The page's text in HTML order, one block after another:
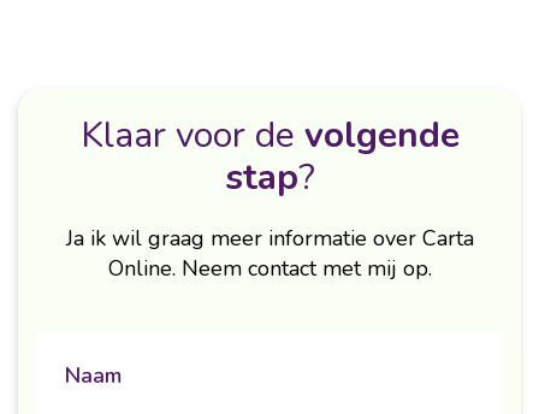
Klaar voor de volgende
stap?
Ja ik wil graag meer informatie over Carta
Online. Neem contact met mij op.